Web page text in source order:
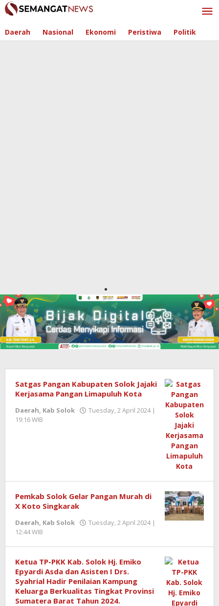
Skip
to
Daerah Nasional Ekonomi Peristiwa Politik
Satgas Pangan Kabupaten Solok Jajaki
Kerjasama Pangan Limapuluh Kota
Daerah, Kab Solok
Tuesday, 2 April 2024 |
19:16 WIB
Pemkab Solok Gelar Pangan Murah di
X Koto Singkarak
Daerah, Kab Solok
Tuesday, 2 April 2024 |
12:44 WIB
Ketua TP-PKK Kab. Solok Hj. Emiko
Epyardi Asda dan Asisten I Drs.
Syahrial Hadir Penilaian Kampung
Keluarga Berkualitas Tingkat Provinsi
Sumatera Barat Tahun 2024.